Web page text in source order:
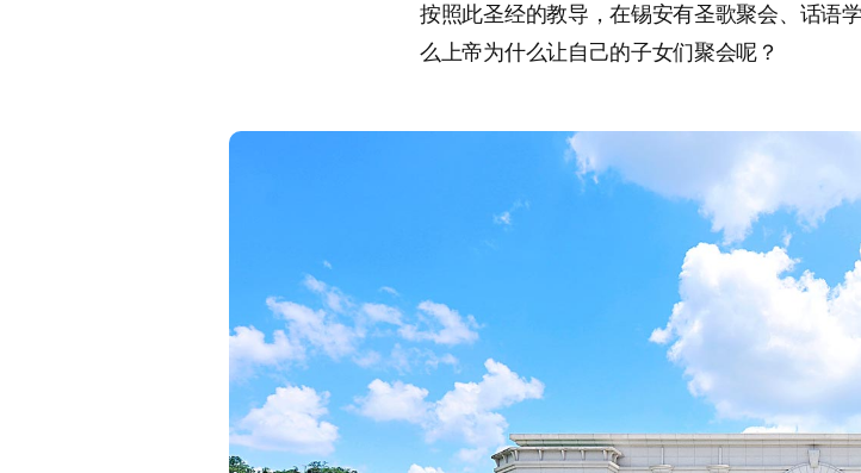
按照此圣经的教导，在锡安有圣歌聚会、话语
么上帝为什么让自己的子女们聚会呢？